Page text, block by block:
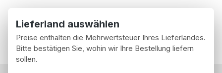
Du hast 0
Lieferland auswählen
Preise enthalten die Mehrwertsteuer Ihres Lieferlandes.
Bitte bestätigen Sie, wohin wir Ihre Bestellung liefern
sollen.